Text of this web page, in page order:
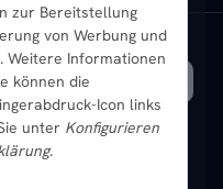
zur Bereitstellung
von Werbung und
Weitere Informationen
können die
Icon links
unter Konfigurieren
.
VERSAND MIT